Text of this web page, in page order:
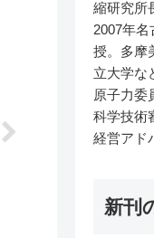
縮研究所
2007年名
授。多摩
立大学な
原子力委
科学技術
経営アド
新刊